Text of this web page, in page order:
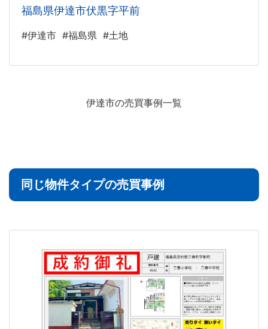
福島県伊達市伏黒字平前
#伊達市 #福島県 #土地
伊達市の売買事例一覧
同じ物件タイプの売買事例